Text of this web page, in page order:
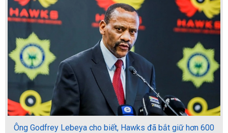
Ông Godfrey Lebeya cho biết, Hawks đã bắt giữ hơn 600